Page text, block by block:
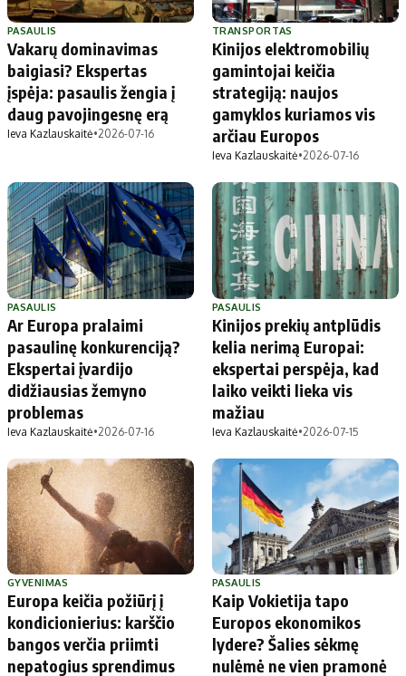
PASAULIS
Vakarų dominavimas
baigiasi? Ekspertas
įspėja: pasaulis žengia į
daug pavojingesnę erą
Ieva Kazlauskaitė•2026-07-16
TRANSPORTAS
Kinijos elektromobilių
gamintojai keičia
strategiją: naujos
gamyklos kuriamos vis
arčiau Europos
Ieva Kazlauskaitė•2026-07-16
PASAULIS
Ar Europa pralaimi
pasaulinę konkurenciją?
Ekspertai įvardijo
didžiausias žemyno
problemas
Ieva Kazlauskaitė•2026-07-16
PASAULIS
Kinijos prekių antplūdis
kelia nerimą Europai:
ekspertai perspėja, kad
laiko veikti lieka vis
mažiau
Ieva Kazlauskaitė•2026-07-15
GYVENIMAS
Europa keičia požiūrį į
kondicionierius: karščio
bangos verčia priimti
nepatogius sprendimus
PASAULIS
Kaip Vokietija tapo
Europos ekonomikos
lydere? Šalies sėkmę
nulėmė ne vien pramonė